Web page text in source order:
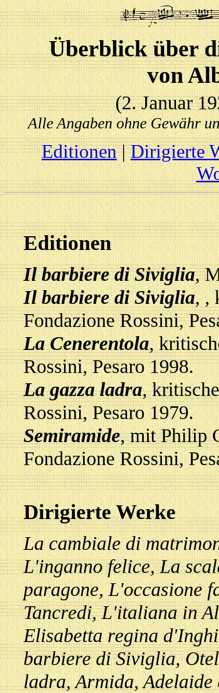
Überblick über
von
(2. Januar
Alle Angaben ohne Gewähr
Editionen|Dirigierte
Editionen
Il barbiere di Siviglia,
Il barbiere di Siviglia,,
Fondazione Rossini,
La Cenerentola,
Rossini, Pesaro 1998.
La gazza ladra,
Rossini, Pesaro 1979.
Semiramide, mit Philip
Fondazione Rossini,
Dirigierte Werke
La cambiale di
L'inganno felice, La
paragone, L'occasione
Tancredi, L'italiana in
Elisabetta regina
barbiere di Siviglia,
ladra, Armida,